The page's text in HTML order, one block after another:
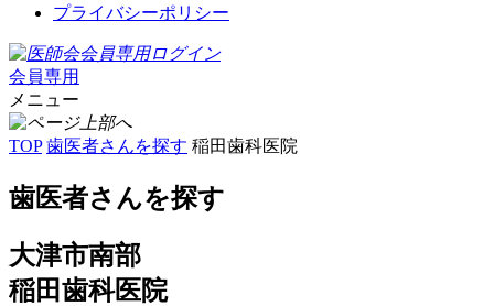
プライバシーポリシー
会員専用
メニュー
TOP 歯医者さんを探す 稲田歯科医院
歯医者さんを探す
大津市南部
稲田歯科医院